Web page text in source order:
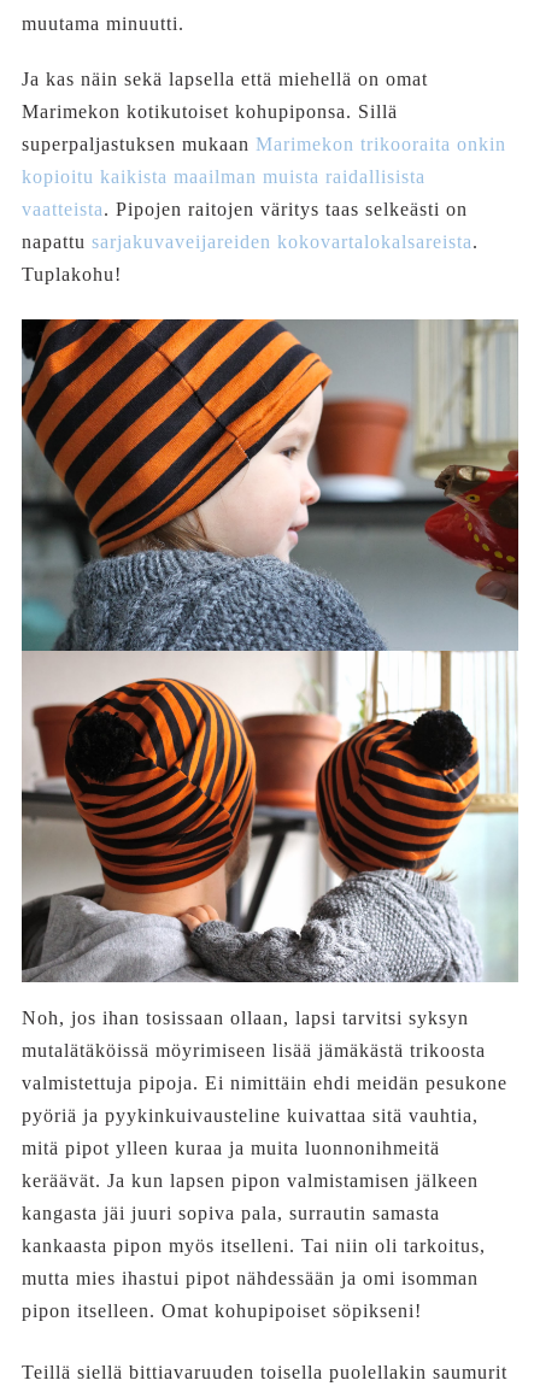
muutama minuutti.
Ja kas näin sekä lapsella että miehellä on omat
Marimekon kotikutoiset kohupiponsa. Sillä
superpaljastuksen mukaan Marimekon trikooraita onkin
kopioitu kaikista maailman muista raidallisista
vaatteista. Pipojen raitojen väritys taas selkeästi on
napattu sarjakuvaveijareiden kokovartalokalsareista.
Tuplakohu!
Noh, jos ihan tosissaan ollaan, lapsi tarvitsi syksyn
mutalätäköissä möyrimiseen lisää jämäkästä trikoosta
valmistettuja pipoja. Ei nimittäin ehdi meidän pesukone
pyöriä ja pyykinkuivausteline kuivattaa sitä vauhtia,
mitä pipot ylleen kuraa ja muita luonnonihmeitä
keräävät. Ja kun lapsen pipon valmistamisen jälkeen
kangasta jäi juuri sopiva pala, surrautin samasta
kankaasta pipon myös itselleni. Tai niin oli tarkoitus,
mutta mies ihastui pipot nähdessään ja omi isomman
pipon itselleen. Omat kohupipoiset söpikseni!
Teillä siellä bittiavaruuden toisella puolellakin saumurit